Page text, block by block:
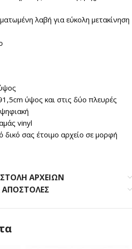
λαβή για εύκολη μετακίνηση
ύψος και στις δύο πλευρές
vinyl
δικό σας έτοιμο αρχείο σε μορφή
ΑΡΧΕΙΩΝ